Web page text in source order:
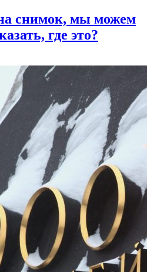
снимок, мы можем
где это?